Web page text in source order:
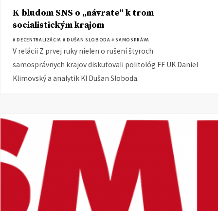
K bludom SNS o „návrate“ k trom
socialistickým krajom
# DECENTRALIZÁCIA # DUŠAN SLOBODA # SAMOSPRÁVA
V relácii Z prvej ruky nielen o rušení štyroch
samosprávnych krajov diskutovali politológ FF UK Daniel
Klimovský a analytik KI Dušan Sloboda.